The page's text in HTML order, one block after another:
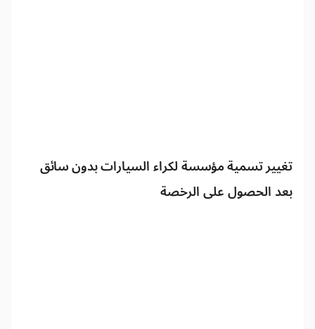
تغيير تسمية مؤسسة لكراء السيارات بدون سائق
بعد الحصول على الرخصة